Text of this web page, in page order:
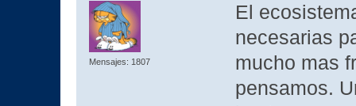
Mensajes: 1807
El
necesarias
mucho mas
pensamos.